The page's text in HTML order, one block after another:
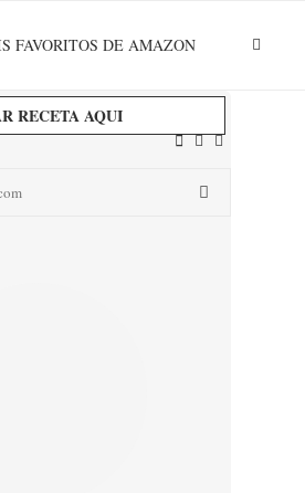
FAVORITOS DE AMAZON
RECETA AQUI